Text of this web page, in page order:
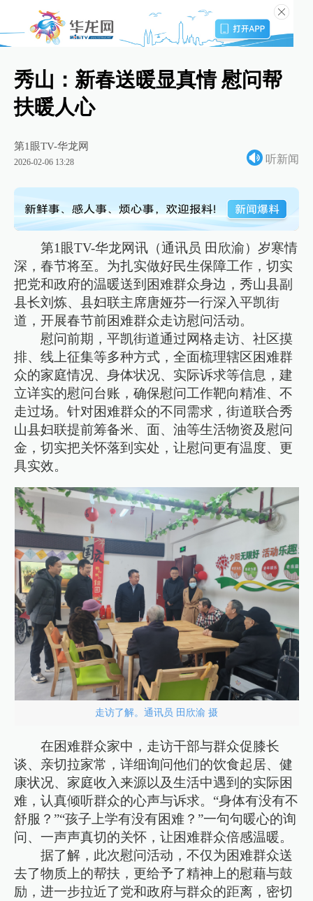
秀山：新春送暖显真情 慰问帮
扶暖人心
第1眼TV-华龙网
2026-02-06 13:28 听新闻
第1眼TV-华龙网讯（通讯员 田欣渝）岁寒情
深，春节将至。为扎实做好民生保障工作，切实
把党和政府的温暖送到困难群众身边，秀山县副
县长刘炼、县妇联主席唐娅芬一行深入平凯街
道，开展春节前困难群众走访慰问活动。
慰问前期，平凯街道通过网格走访、社区摸
排、线上征集等多种方式，全面梳理辖区困难群
众的家庭情况、身体状况、实际诉求等信息，建
立详实的慰问台账，确保慰问工作靶向精准、不
走过场。针对困难群众的不同需求，街道联合秀
山县妇联提前筹备米、面、油等生活物资及慰问
金，切实把关怀落到实处，让慰问更有温度、更
具实效。
走访了解。通讯员 田欣渝 摄
在困难群众家中，走访干部与群众促膝长
谈、亲切拉家常，详细询问他们的饮食起居、健
康状况、家庭收入来源以及生活中遇到的实际困
难，认真倾听群众的心声与诉求。“身体有没有不
舒服？”“孩子上学有没有困难？”一句句暖心的询
问、一声声真切的关怀，让困难群众倍感温暖。
据了解，此次慰问活动，不仅为困难群众送
去了物质上的帮扶，更给予了精神上的慰藉与鼓
励，进一步拉近了党和政府与群众的距离，密切